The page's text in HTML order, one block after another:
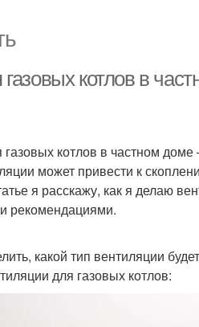
котлов в
котлов в частном
может привести к
я расскажу, как я делаю
рекомендациями.
какой тип вентиляции
для газовых котлов: